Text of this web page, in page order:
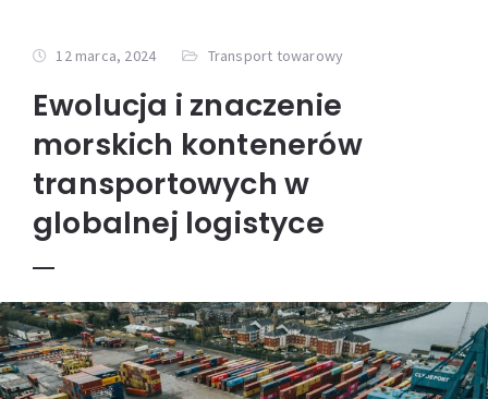
12 marca, 2024 Transport towarowy
Ewolucja i znaczenie
morskich kontenerów
transportowych w
globalnej logistyce